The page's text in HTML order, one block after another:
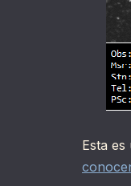
Esta